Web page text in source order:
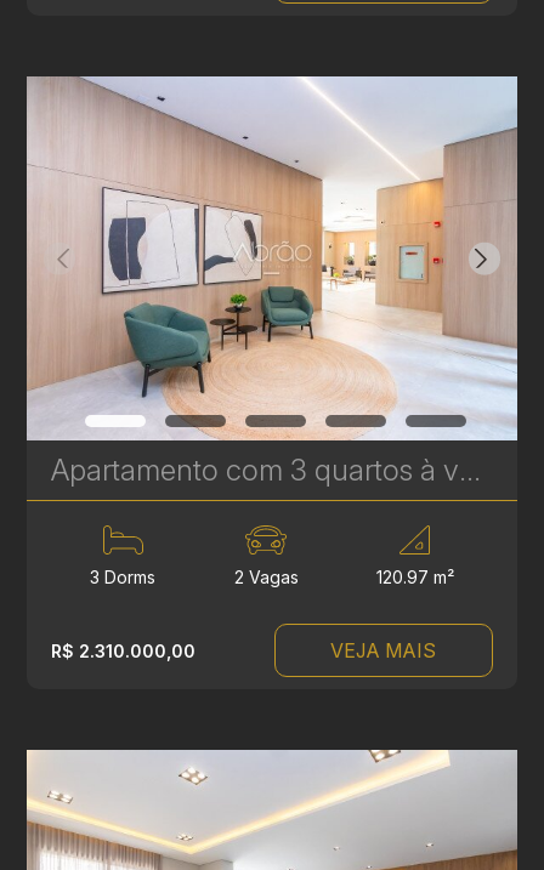
Apartamento com 3 quartos à venda no Água Verde - 120,97 m² - Le Sense | Ref. 1777
3 Dorms 2 Vagas 120.97 m²
R$ 2.310.000,00 VEJA MAIS